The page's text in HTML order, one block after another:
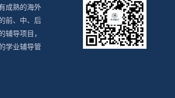
成熟的海外
前、中、后
辅导项目，
学业辅导管